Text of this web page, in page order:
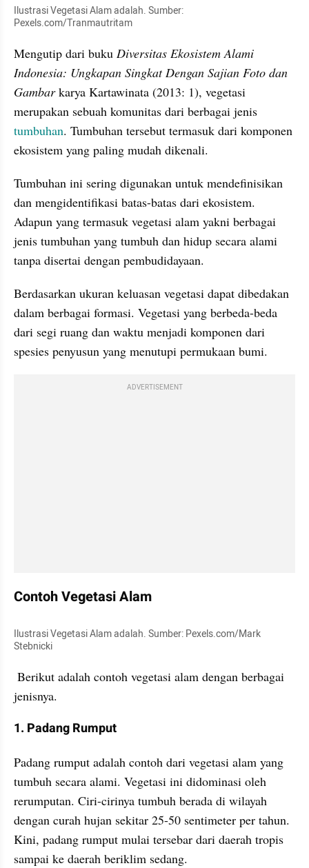
Ilustrasi Vegetasi Alam adalah. Sumber:
Pexels.com/Tranmautritam
Mengutip dari buku Diversitas Ekosistem Alami
Indonesia: Ungkapan Singkat Dengan Sajian Foto dan
Gambar karya Kartawinata (2013: 1), vegetasi
tumbuhan. Tumbuhan tersebut termasuk dari komponen
ekosistem yang paling mudah dikenali.
Tumbuhan ini sering digunakan untuk mendefinisikan
dan mengidentifikasi batas-batas dari ekosistem.
Adapun yang termasuk vegetasi alam yakni berbagai
jenis tumbuhan yang tumbuh dan hidup secara alami
tanpa disertai dengan pembudidayaan.
Berdasarkan ukuran keluasan vegetasi dapat dibedakan
dalam berbagai formasi. Vegetasi yang berbeda-beda
dari segi ruang dan waktu menjadi komponen dari
spesies penyusun yang menutupi permukaan bumi.
ADVERTISEMENT
Contoh Vegetasi Alam
Ilustrasi Vegetasi Alam adalah. Sumber: Pexels.com/Mark
Stebnicki
jenisnya.
1. Padang Rumput
Padang rumput adalah contoh dari vegetasi alam yang
tumbuh secara alami. Vegetasi ini didominasi oleh
rerumputan. Ciri-cirinya tumbuh berada di wilayah
dengan curah hujan sekitar 25-50 sentimeter per tahun.
Kini, padang rumput mulai tersebar dari daerah tropis
sampai ke daerah beriklim sedang.